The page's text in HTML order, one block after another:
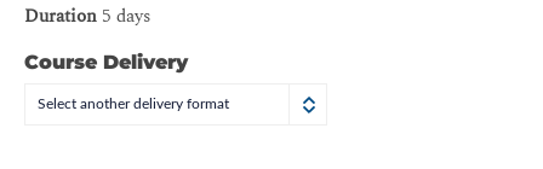
Duration 5 days
Course Delivery
Select another delivery format